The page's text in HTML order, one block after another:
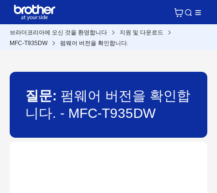
브라더코리아에 오신 것을 환영합니다
지원 및 다운로드
MFC-T935DW
펌웨어 버전을 확인합니다.
질문: 펌웨어 버전을 확인합
니다. - MFC-T935DW